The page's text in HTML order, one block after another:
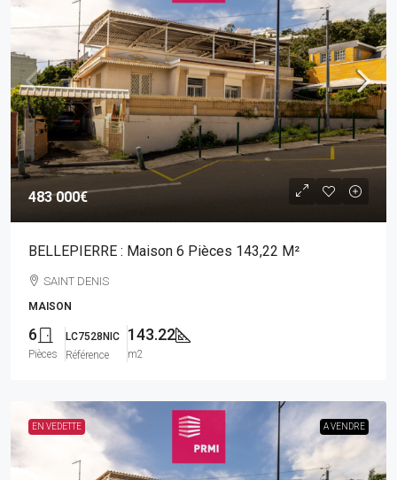
483 000€
BELLEPIERRE : Maison 6 Pièces 143,22 M²
SAINT DENIS
MAISON
6
Pièces
LC7528NIC
Référence
143.22
m2
EN VEDETTE A VENDRE